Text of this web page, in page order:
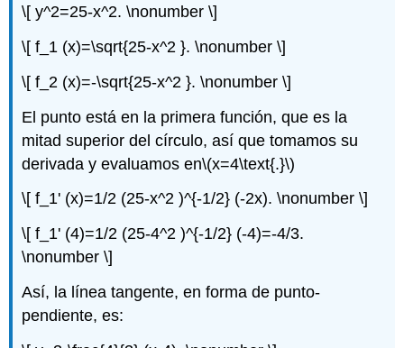
10:
11:
Ejercicio
12:
Ejercicio
Ejercicio
14:
Ejercicio
15:
\[ y^2=25-x^2. \nonumber \]
\[ f_1 (x)=\sqrt{25-x^2 }. \nonumber \]
\[ f_2 (x)=-\sqrt{25-x^2 }. \nonumber \]
El punto está en la primera función, que es la
mitad superior del círculo, así que tomamos su
derivada y evaluamos en\(x=4\text{.}\)
\[ f_1' (x)=1/2 (25-x^2 )^{-1/2} (-2x). \nonumber \]
\[ f_1' (4)=1/2 (25-4^2 )^{-1/2} (-4)=-4/3.
\nonumber \]
Así, la línea tangente, en forma de punto-
pendiente, es: